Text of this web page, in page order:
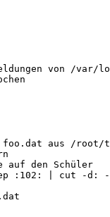
von /var/
foo.dat aus /root/
auf den Schüler
:102: | cut -d: